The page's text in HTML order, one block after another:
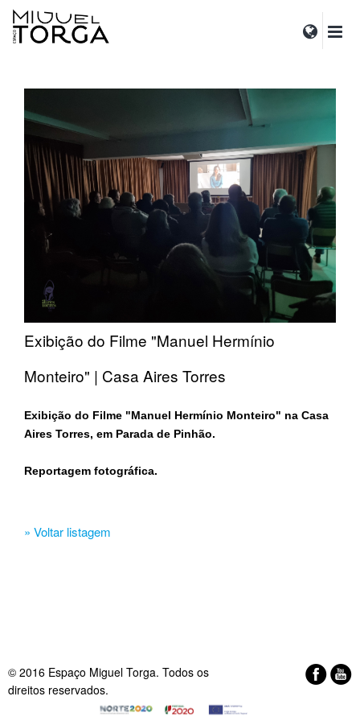
Exibição do Filme "Manuel Hermínio
Monteiro" | Casa Aires Torres
Exibição do Filme "Manuel Hermínio Monteiro" na Casa
Aires Torres, em Parada de Pinhão.
Reportagem fotográfica.​
» Voltar listagem
© 2016 Espaço Miguel Torga. Todos os
direitos reservados.